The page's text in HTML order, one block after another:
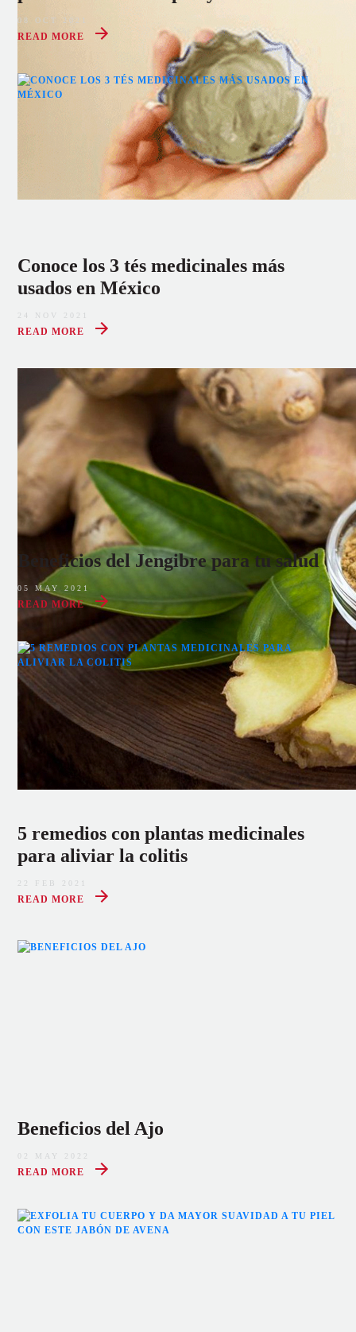
08 OCT 2021
READ MORE
Conoce los 3 tés medicinales más
usados en México
24 NOV 2021
READ MORE
Beneficios del Jengibre para tu salud
05 MAY 2021
READ MORE
5 remedios con plantas medicinales
para aliviar la colitis
22 FEB 2021
READ MORE
Beneficios del Ajo
02 MAY 2022
READ MORE